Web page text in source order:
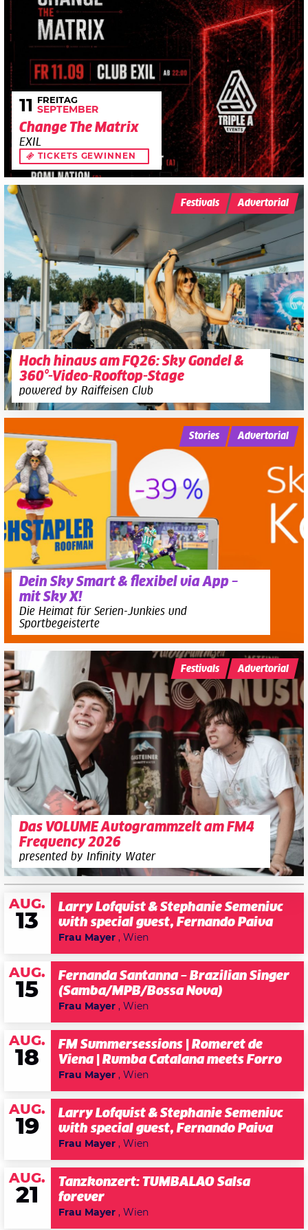
11 FREITAG
SEPTEMBER
Change The Matrix
EXIL
TICKETS GEWINNEN
Hoch hinaus am FQ26: Sky Gondel &
360°-Video-Rooftop-Stage
powered by Raiffeisen Club
Festivals Advertorial
Dein Sky Smart & flexibel via App –
mit Sky X!
Die Heimat für Serien-Junkies und
Sportbegeisterte
Stories Advertorial
Das VOLUME Autogrammzelt am FM4
Frequency 2026
presented by Infinity Water
Festivals Advertorial
AUG.
13
Larry Lofquist & Stephanie Semeniuc
with special guest, Fernando Paiva
Frau Mayer , Wien
AUG.
15
Fernanda Santanna – Brazilian Singer
(Samba/MPB/Bossa Nova)
Frau Mayer , Wien
AUG.
18
FM Summersessions | Romeret de
Viena | Rumba Catalana meets Forro
Frau Mayer , Wien
AUG.
19
Larry Lofquist & Stephanie Semeniuc
with special guest, Fernando Paiva
Frau Mayer , Wien
AUG.
21
Tanzkonzert: TUMBALAO Salsa
forever
Frau Mayer , Wien